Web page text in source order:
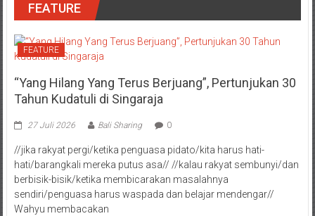
FEATURE
FEATURE
“Yang Hilang Yang Terus Berjuang”, Pertunjukan 30
Tahun Kudatuli di Singaraja
27 Juli 2026 Bali Sharing 0
//jika rakyat pergi/ketika penguasa pidato/kita harus hati-
hati/barangkali mereka putus asa// //kalau rakyat sembunyi/dan
berbisik-bisik/ketika membicarakan masalahnya
sendiri/penguasa harus waspada dan belajar mendengar//
Wahyu membacakan